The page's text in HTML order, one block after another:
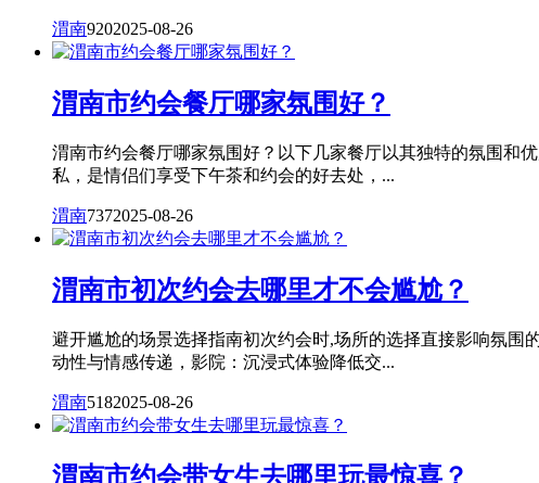
渭南9202025-08-26
渭南市约会餐厅哪家氛围好？
渭南市约会餐厅哪家氛围好？以下几家餐厅以其独特的氛围和
私，是情侣们享受下午茶和约会的好去处，...
渭南7372025-08-26
渭南市初次约会去哪里才不会尴尬？
避开尴尬的场景选择指南初次约会时,场所的选择直接影响氛
动性与情感传递，影院：沉浸式体验降低交...
渭南5182025-08-26
渭南市约会带女生去哪里玩最惊喜？